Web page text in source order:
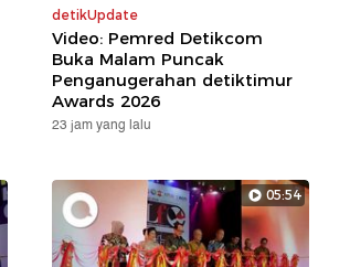
detikUpdate
Video: Pemred Detikcom
Buka Malam Puncak
Penganugerahan detiktimur
Awards 2026
23 jam yang lalu
05:54